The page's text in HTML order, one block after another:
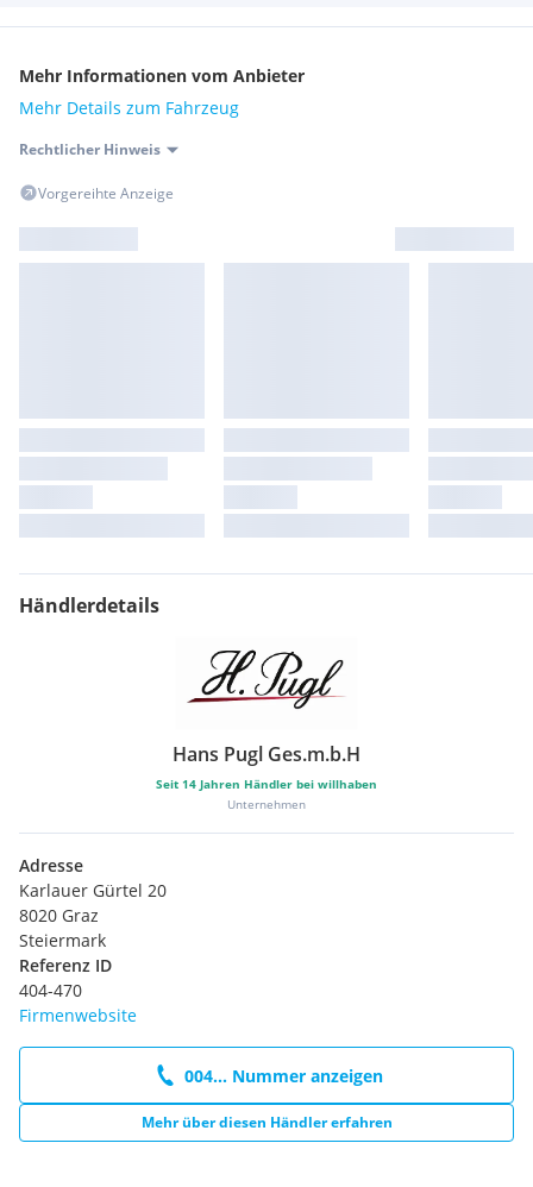
Mehr Informationen vom Anbieter
Mehr Details zum Fahrzeug
Rechtlicher Hinweis
Vorgereihte Anzeige
Händlerdetails
Hans Pugl Ges.m.b.H
Seit 14 Jahren Händler bei willhaben
Unternehmen
Adresse
Karlauer Gürtel 20
8020 Graz
Steiermark
Referenz ID
404-470
Firmenwebsite
004... Nummer anzeigen
Mehr über diesen Händler erfahren